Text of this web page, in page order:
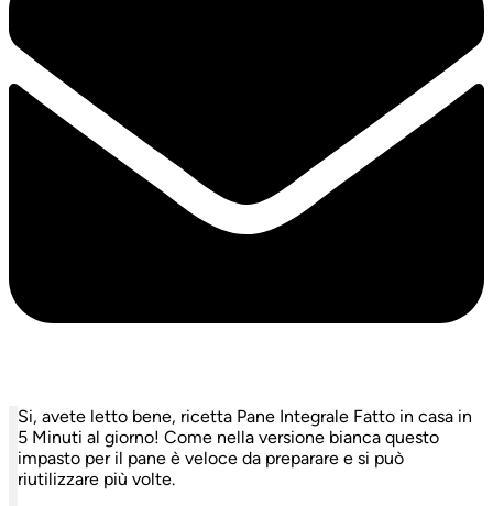
Si, avete letto bene, ricetta Pane Integrale Fatto in casa in
5 Minuti al giorno! Come nella versione bianca questo
impasto per il pane è veloce da preparare e si può
riutilizzare più volte.